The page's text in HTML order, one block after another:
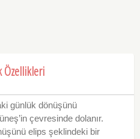
Özellikleri
günlük dönüşünü
çevresinde dolanır.
elips şeklindeki bir